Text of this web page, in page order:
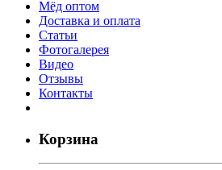
Мёд оптом
Доставка и оплата
Статьи
Фотогалерея
Видео
Отзывы
Контакты
Корзина